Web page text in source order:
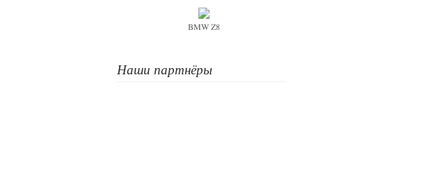
BMW Z8
Наши партнёры